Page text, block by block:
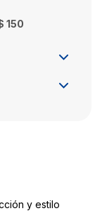
150
y estilo